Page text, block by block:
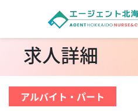
求人詳細
アルバイト・パート